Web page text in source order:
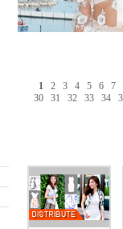
1 2 3 4 5 6
7
30
31 32 33 34